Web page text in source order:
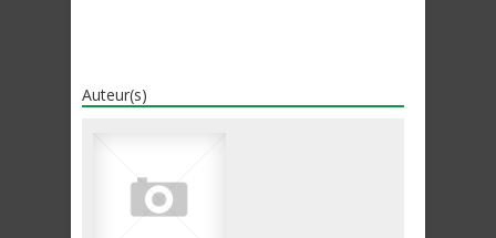
Auteur(s)